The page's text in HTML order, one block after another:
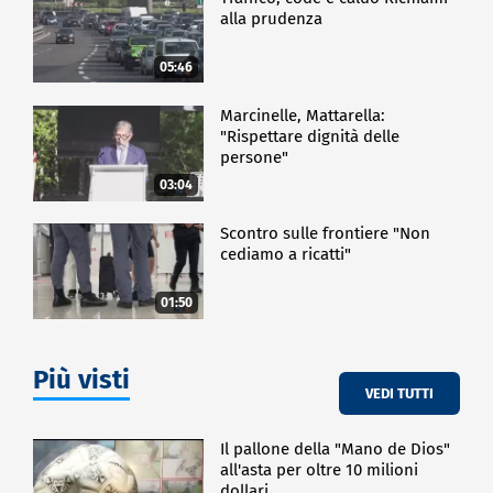
05:46
alla prudenza
03:04
Marcinelle, Mattarella:
"Rispettare dignità delle
persone"
01:50
Scontro sulle frontiere "Non
cediamo a ricatti"
Più visti VEDI TUTTI
Il pallone della "Mano de Dios"
all'asta per oltre 10 milioni